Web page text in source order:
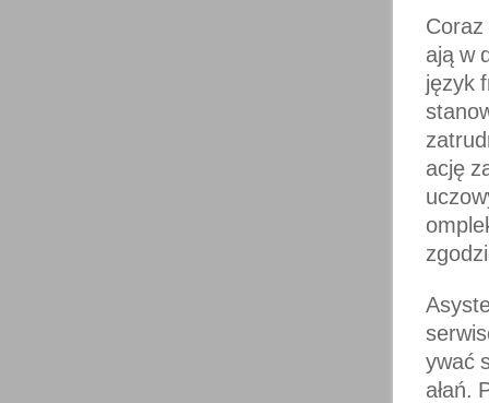
ają w
język
ację
ywać
ałań.